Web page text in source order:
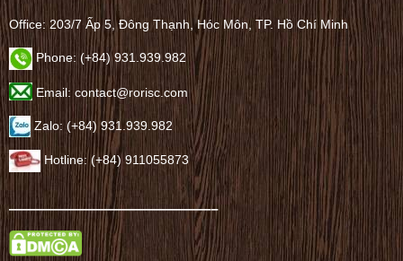
Office: 203/7 Ấp 5, Đông Thạnh, Hóc Môn, TP. Hồ Chí Minh
Phone: (+84) 931.939.982
Email: contact@rorisc.com
Zalo: (+84) 931.939.982
Hotline: (+84) 911055873
——————————————–